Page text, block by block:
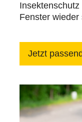
Fenster wieder
Jetzt